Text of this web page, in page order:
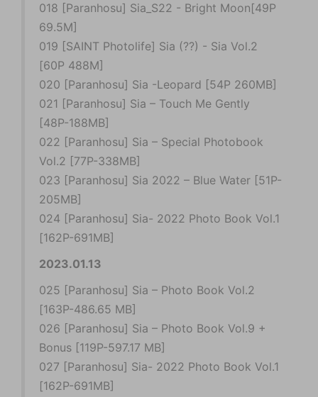
018 [Paranhosu] Sia_S22 - Bright Moon[49P
69.5M]
019 [SAINT Photolife] Sia (??) - Sia Vol.2
[60P 488M]
020 [Paranhosu] Sia -Leopard [54P 260MB]
021 [Paranhosu] Sia – Touch Me Gently
[48P-188MB]
022 [Paranhosu] Sia – Special Photobook
Vol.2 [77P-338MB]
023 [Paranhosu] Sia 2022 – Blue Water [51P-
205MB]
024 [Paranhosu] Sia- 2022 Photo Book Vol.1
[162P-691MB]
2023.01.13
025 [Paranhosu] Sia – Photo Book Vol.2
[163P-486.65 MB]
026 [Paranhosu] Sia – Photo Book Vol.9 +
Bonus [119P-597.17 MB]
027 [Paranhosu] Sia- 2022 Photo Book Vol.1
[162P-691MB]